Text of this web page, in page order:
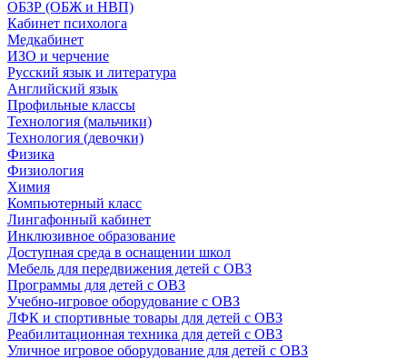
ОБЗР (ОБЖ и НВП)
Кабинет психолога
Медкабинет
ИЗО и черчение
Русский язык и литература
Английский язык
Профильные классы
Технология (мальчики)
Технология (девочки)
Физика
Физиология
Химия
Компьютерный класс
Лингафонный кабинет
Инклюзивное образование
Доступная среда в оснащении школ
Мебель для передвижения детей с ОВЗ
Программы для детей с ОВЗ
Учебно-игровое оборудование с ОВЗ
ЛФК и спортивные товары для детей с ОВЗ
Реабилитационная техника для детей с ОВЗ
Уличное игровое оборудование для детей с ОВЗ